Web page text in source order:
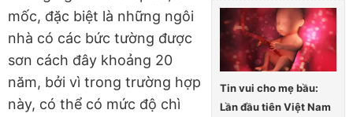
Tin vui cho mẹ bầu:
Lần đầu tiên Việt Nam
mốc, đặc biệt là những ngôi
nhà có các bức tường được
sơn cách đây khoảng 20
năm, bởi vì trong trường hợp
này, có thể có mức độ chì